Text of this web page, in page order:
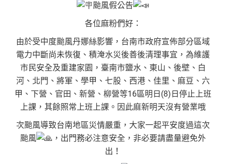
颱風假公告
各位麻粉們好：
由於受中度颱風丹娜絲影響，台南市政府宣佈部分區域
電力中斷尚未恢復、積淹水災後善後清理事宜，為維護
市民安全及重建家園，臺南市鹽水、東山、後壁、白
河、北門、將軍、學甲、七股、西港、佳里、麻豆、六
甲、下營、官田、新營、柳營等16區明日(8)日停止上班
上課，其餘照常上班上課。因此麻新明天沒有營業哦
次颱風導致台南地區災情嚴重，大家一起平安度過這次
颱風
，出門務必注意安全，非必要請盡量避免外
出！